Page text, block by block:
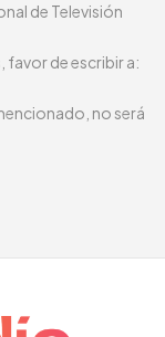
de Televisión
de escribir a:
no será